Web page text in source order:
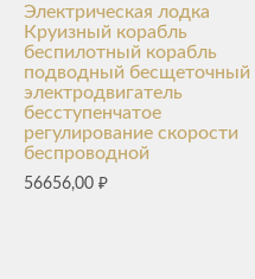
Электрическая лодка
Круизный корабль
беспилотный корабль
подводный бесщеточный
электродвигатель
бесступенчатое
регулирование скорости
беспроводной
56656,00 ₽